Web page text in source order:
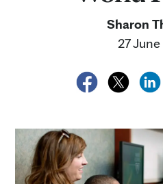
Sharon
27 June